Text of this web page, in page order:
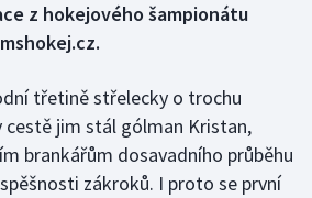
z hokejového šampionátu
třetině střelecky o trochu
cestě jim stál gólman Kristan,
brankářům dosavadního průběhu
zákroků. I proto se první